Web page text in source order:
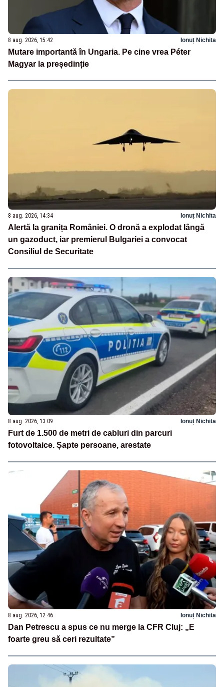
8 aug. 2026, 15:42 Ionuț Nichita
Mutare importantă în Ungaria. Pe cine vrea Péter
Magyar la președinție
8 aug. 2026, 14:34 Ionuț Nichita
Alertă la granița României. O dronă a explodat lângă
un gazoduct, iar premierul Bulgariei a convocat
Consiliul de Securitate
8 aug. 2026, 13:09 Ionuț Nichita
Furt de 1.500 de metri de cabluri din parcuri
fotovoltaice. Șapte persoane, arestate
8 aug. 2026, 12:46 Ionuț Nichita
Dan Petrescu a spus ce nu merge la CFR Cluj: „E
foarte greu să ceri rezultate”